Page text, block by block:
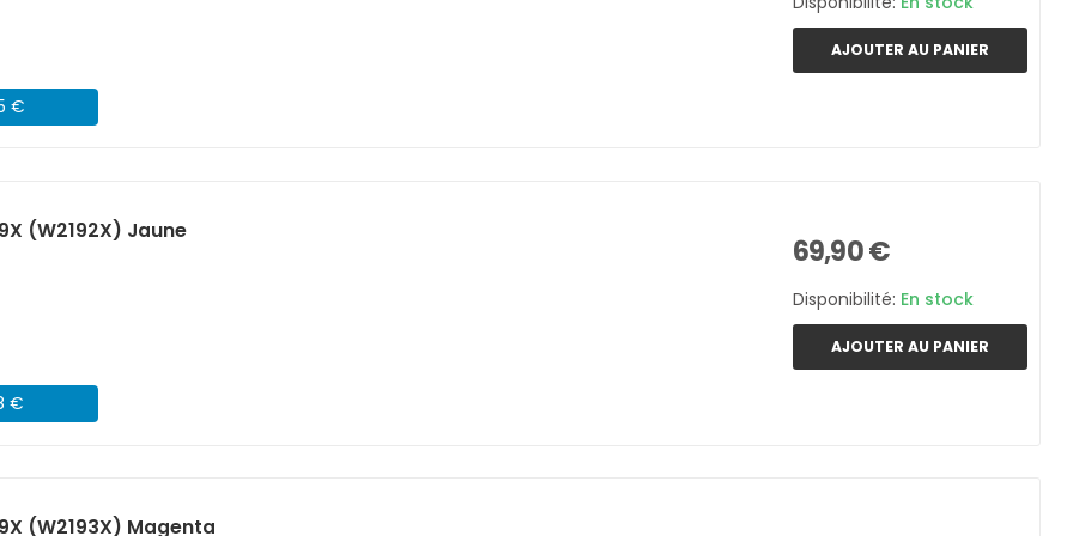
€
AJOUTER AU PANIER
(W2192X) Jaune
€
69,90 €
Disponibilité: En stock
AJOUTER AU PANIER
(W2193X) Magenta